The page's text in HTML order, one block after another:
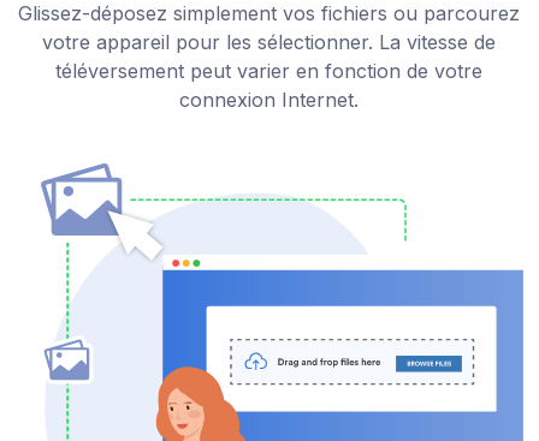
Glissez-déposez simplement vos fichiers ou parcourez
votre appareil pour les sélectionner. La vitesse de
téléversement peut varier en fonction de votre
connexion Internet.